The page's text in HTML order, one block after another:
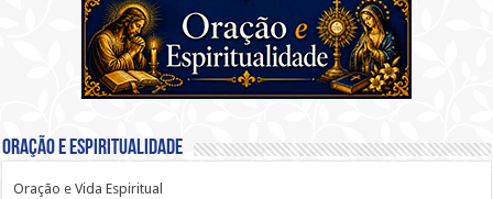
Oração e Espiritualidade
Oração e Vida Espiritual